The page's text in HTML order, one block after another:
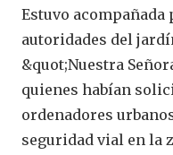
Estuvo
autoridades del
&quot;Nuestra
quienes habían
ordenadores
seguridad vial en la